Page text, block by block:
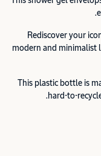
Rediscover your
modern and minimalist
This plastic bottle is
hard-to-